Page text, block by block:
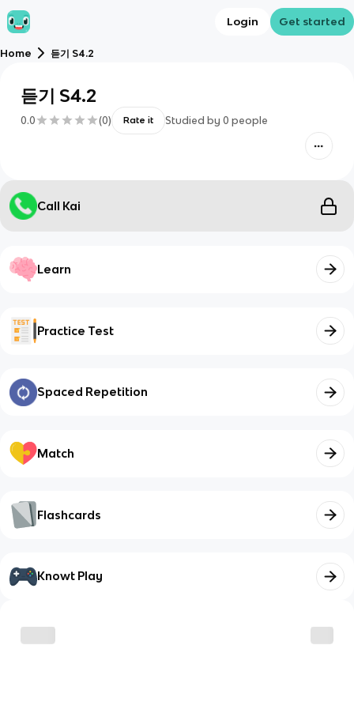
Login Get started
Home 듣기 S4.2
듣기 S4.2
0.0 (0) Rate it Studied by 0 people
Call Kai
Learn
Practice Test
Spaced Repetition
Match
Flashcards
Knowt Play